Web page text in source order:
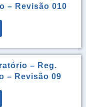
– Revisão 010
– Reg.
– Revisão 09